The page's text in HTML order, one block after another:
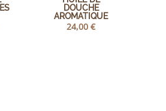
DOUCHE
AROMATIQUE
24,00€